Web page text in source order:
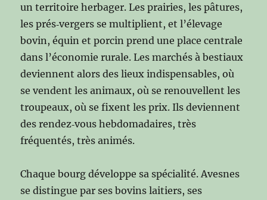
un territoire herbager. Les prairies, les pâtures,
les prés‑vergers se multiplient, et l’élevage
bovin, équin et porcin prend une place centrale
dans l’économie rurale. Les marchés à bestiaux
deviennent alors des lieux indispensables, où
se vendent les animaux, où se renouvellent les
troupeaux, où se fixent les prix. Ils deviennent
des rendez‑vous hebdomadaires, très
fréquentés, très animés.
Chaque bourg développe sa spécialité. Avesnes
se distingue par ses bovins laitiers, ses